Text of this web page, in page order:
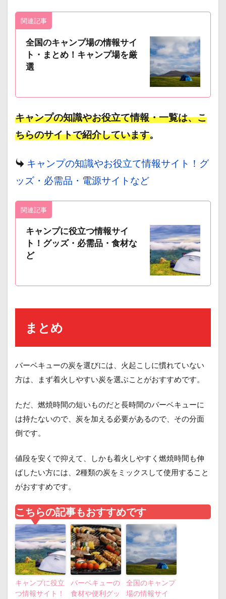
関連記事
全国のキャンプ場の情報サイ
ト・まとめ！キャンプ場を厳
選
キャンプの知識やお役立て情報・一覧は、こ
ちらのサイトで紹介しています。
キャンプの知識やお役立て情報サイト！グ
ッズ・必需品・電源サイトなど
関連記事
キャンプに役立つ情報サイ
ト！グッズ・必需品・食材な
ど
まとめ
バーベキューの炭を選びには、火起こしに慣れていない
方は、まず着火しやすい炭を選ぶことがおすすめです。
ただ、燃焼時間の短いものだと長時間のバーベキューに
は持たないので、炭を加える必要があるので、その分面
倒です。
値段を安くで抑えて、しかも着火しやすく燃焼時間も伸
ばしたい方には、2種類の炭をミックスして使用すること
がおすすめです。
こちらの記事もおすすめです
キャンプに役立
つ情報サイト！
バーベキューの
食材や便利グッ
全国のキャンプ
場の情報サイ